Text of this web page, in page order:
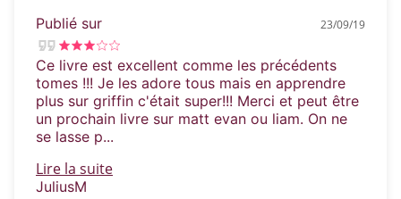
Publié sur 23/09/19
Ce livre est excellent comme les précédents
tomes !!! Je les adore tous mais en apprendre
plus sur griffin c'était super!!! Merci et peut être
un prochain livre sur matt evan ou liam. On ne
se lasse p...
Lire la suite
JuliusM